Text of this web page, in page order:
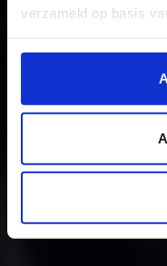
verzameld op basis
Wil je meer weten of
https://www.hku.nl/